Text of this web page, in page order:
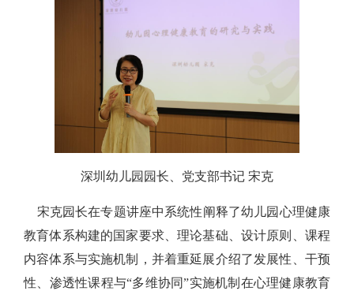
深圳幼儿园园长、党支部书记 宋克
宋克园长在专题讲座中系统性阐释了幼儿园心理健康
教育体系构建的国家要求、理论基础、设计原则、课程
内容体系与实施机制，并着重延展介绍了发展性、干预
性、渗透性课程与“多维协同”实施机制在心理健康教育